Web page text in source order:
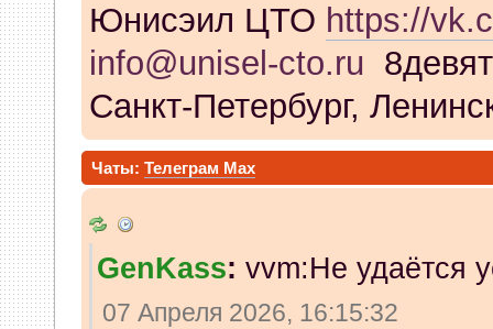
Юнисэил ЦТО https://
info@unisel-cto.ru
Санкт-Петербург,
Чаты:Телеграм Max
GenKass: vvm:Не удаётся
07 Апреля 2026, 16:15:32